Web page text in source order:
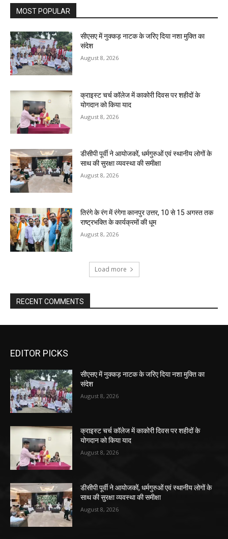
MOST POPULAR
सीएसए में नुक्कड़ नाटक के जरिए दिया नशा मुक्ति का
संदेश
August 8, 2026
क्राइस्ट चर्च कॉलेज में काकोरी दिवस पर शहीदों के
योगदान को किया याद
August 8, 2026
डीसीपी पूर्वी ने आयोजकों, धर्मगुरुओं एवं स्थानीय लोगों के
साथ की सुरक्षा व्यवस्था की समीक्षा
August 8, 2026
तिरंगे के रंग में रंगेगा कानपुर उत्तर, 10 से 15 अगस्त तक
राष्ट्रभक्ति के कार्यक्रमों की धूम
August 8, 2026
Load more
RECENT COMMENTS
EDITOR PICKS
सीएसए में नुक्कड़ नाटक के जरिए दिया नशा मुक्ति का
संदेश
August 8, 2026
क्राइस्ट चर्च कॉलेज में काकोरी दिवस पर शहीदों के
योगदान को किया याद
August 8, 2026
डीसीपी पूर्वी ने आयोजकों, धर्मगुरुओं एवं स्थानीय लोगों के
साथ की सुरक्षा व्यवस्था की समीक्षा
August 8, 2026